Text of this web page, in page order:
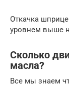
Откачка
уровнем выше
Сколько
масла?
Все мы знаем